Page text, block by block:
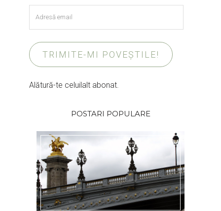
email
TRIMITE-MI POVEȘTILE!
Alătură-te celuilalt abonat.
POSTARI POPULARE